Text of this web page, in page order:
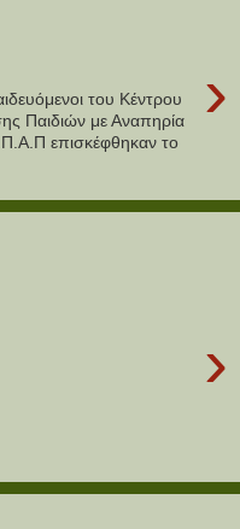
›
του Κέντρου
Παιδιών με Αναπηρία
επισκέφθηκαν το
›